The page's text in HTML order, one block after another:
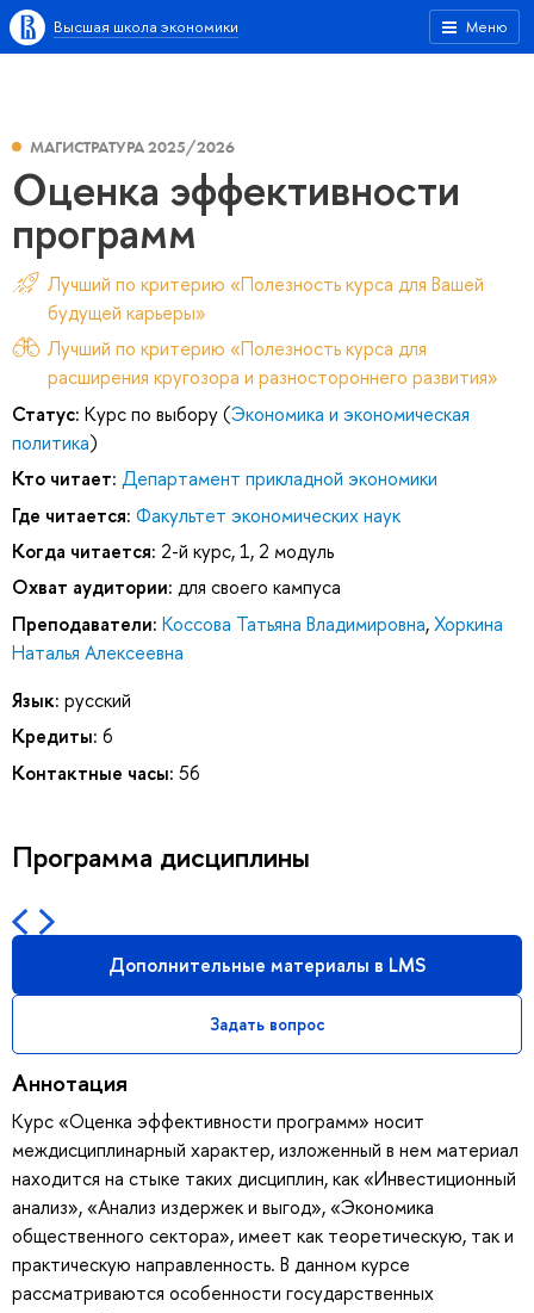
Меню
Высшая школа экономики
МАГИСТРАТУРА 2025/2026
Оценка эффективности
программ
Лучший по критерию «Полезность курса для Вашей
будущей карьеры»
Лучший по критерию «Полезность курса для
расширения кругозора и разностороннего развития»
Статус: Курс по выбору (Экономика и экономическая
политика)
Кто читает: Департамент прикладной экономики
Где читается: Факультет экономических наук
Когда читается: 2-й курс, 1, 2 модуль
Охват аудитории: для своего кампуса
Преподаватели: Коссова Татьяна Владимировна,Хоркина
Наталья Алексеевна
Язык: русский
Кредиты: 6
Контактные часы: 56
Программа дисциплины
Дополнительные материалы в LMS
Задать вопрос
Аннотация
Курс «Оценка эффективности программ» носит
междисциплинарный характер, изложенный в нем материал
находится на стыке таких дисциплин, как «Инвестиционный
анализ», «Анализ издержек и выгод», «Экономика
общественного сектора», имеет как теоретическую, так и
практическую направленность. В данном курсе
рассматриваются особенности государственных